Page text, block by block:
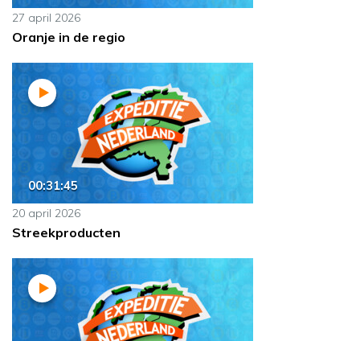
27 april 2026
Oranje in de regio
00:31:45
20 april 2026
Streekproducten